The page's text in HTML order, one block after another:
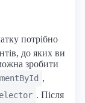
потрібно
до яких ви
зробити
,
. Після